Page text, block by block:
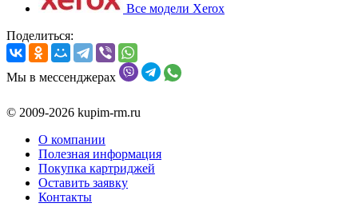
Все модели Xerox
Поделиться:
Мы в мессенджерах
© 2009-2026 kupim-rm.ru
О компании
Полезная информация
Покупка картриджей
Оставить заявку
Контакты